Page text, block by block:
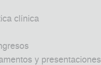
clínica
y presentaciones